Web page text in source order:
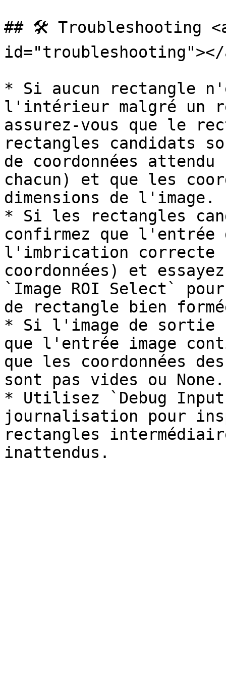
## 🛠️ Troubleshooting
id="troubleshooting"></
* Si aucun rectangle
l'intérieur malgré un
assurez-vous que le
rectangles candidats
de coordonnées
chacun) et que les
dimensions de l'image.
* Si les rectangles
confirmez que
l'imbrication correcte
coordonnées) et
`Image ROI Select`
de rectangle bien
* Si l'image de sortie
que l'entrée image
que les coordonnées
sont pas vides ou None.
* Utilisez `Debug
journalisation pour
rectangles